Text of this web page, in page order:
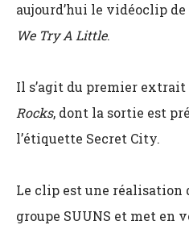
aujourd’hui le vidéoclip
We Try A Little.
Il s’agit du premier extrait
Rocks, dont la sortie est
l’étiquette Secret City.
Le clip est une réalisation
groupe SUUNS et met en